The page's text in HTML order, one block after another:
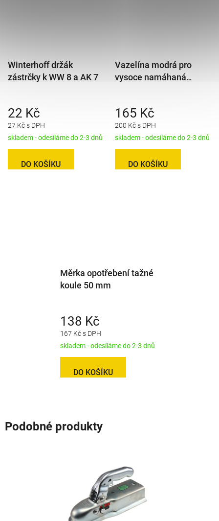
Winterhoff držák
zástrčky k WW 8 a AK 7
27 Kč s DPH
22 Kč
skladem - odesíláme do 2-3 dnů
DO KOŠÍKU
Vazelína modrá pro
vysoce namáhaná
200 Kč s DPH
165 Kč
skladem - odesíláme do 2-3 dnů
DO KOŠÍKU
Měrka opotřebení tažné
koule 50 mm
167 Kč s DPH
138 Kč
skladem - odesíláme do 2-3 dnů
DO KOŠÍKU
Podobné produkty